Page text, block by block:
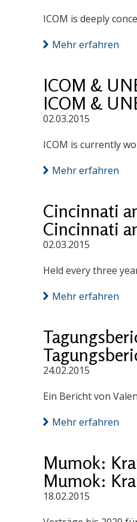
ICOM is deeply
Mehr erfahren
ICOM &
ICOM &
02.03.2015
ICOM is currently
Mehr erfahren
Cincinnati
Cincinnati
02.03.2015
Held every three
Mehr erfahren
24.02.2015
Ein Bericht von
Mehr erfahren
Mumok:
Mumok:
18.02.2015